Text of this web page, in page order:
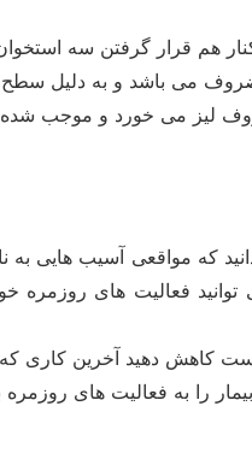
کنار هم قرار گرفتن سه
می باشد و به دلیل
لیز می خورد و
بدانید که مواقعی آسیب
فعالیت های روزمره
کاهش دهید آخرین کاری
را به فعالیت های روزمره